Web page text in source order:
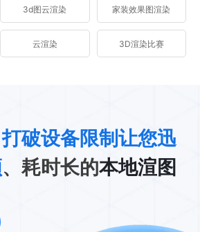
3d图云渲染 家装效果图渲染
云渲染 3D渲染比赛
打破设备限制让您迅
、耗时长的本地渲图